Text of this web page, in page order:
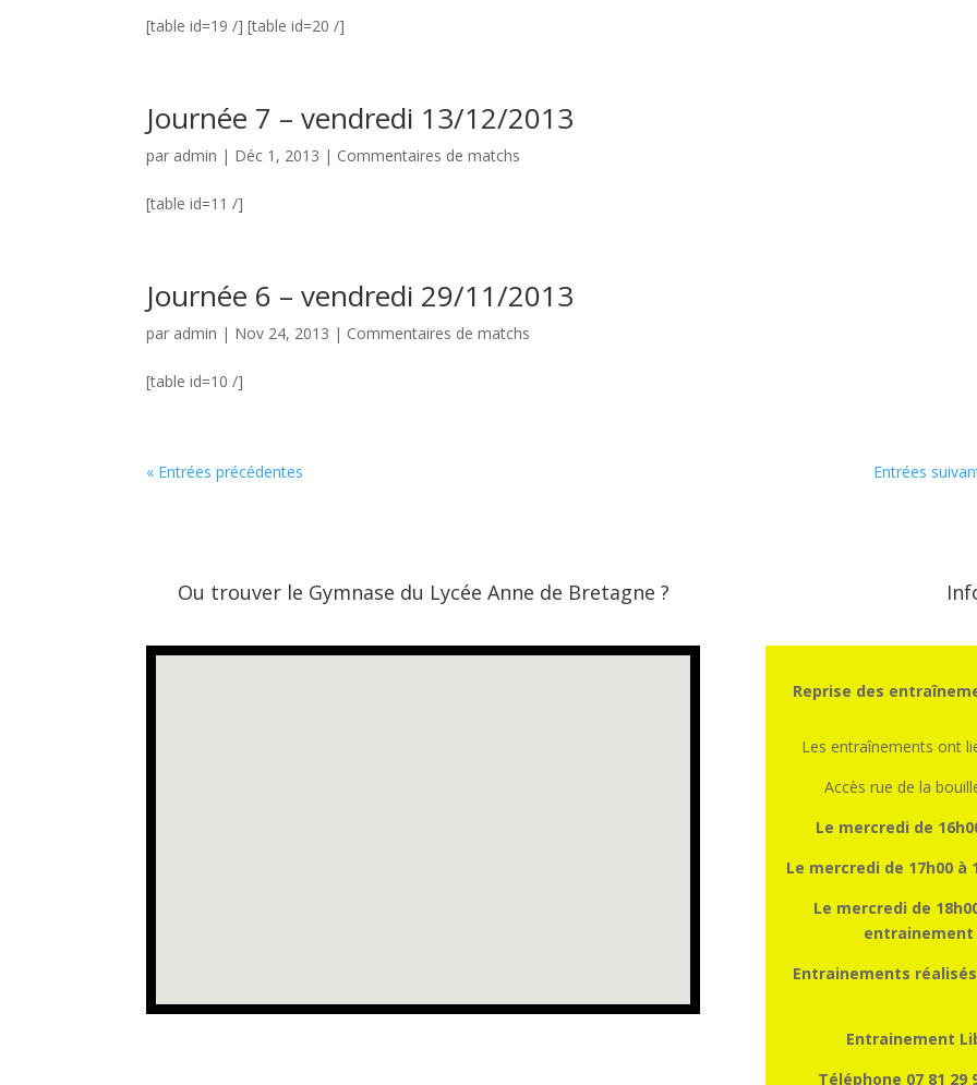
[table id=19 /] [table id=20 /]
Journée 7 – vendredi 13/12/2013
par admin | Déc 1, 2013 | Commentaires de matchs
[table id=11 /]
Journée 6 – vendredi 29/11/2013
par admin | Nov 24, 2013 | Commentaires de matchs
[table id=10 /]
« Entrées précédentes Entrées
Ou trouver le Gymnase du Lycée Anne de Bretagne ?
Reprise des
Les entraînements ont
Accès rue de la
Le mercredi de
Le mercredi de 17h00 à
Le mercredi de
Entrainements réalisés
Entrainement
Téléphone 07 81